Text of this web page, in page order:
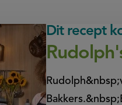
Dit recept